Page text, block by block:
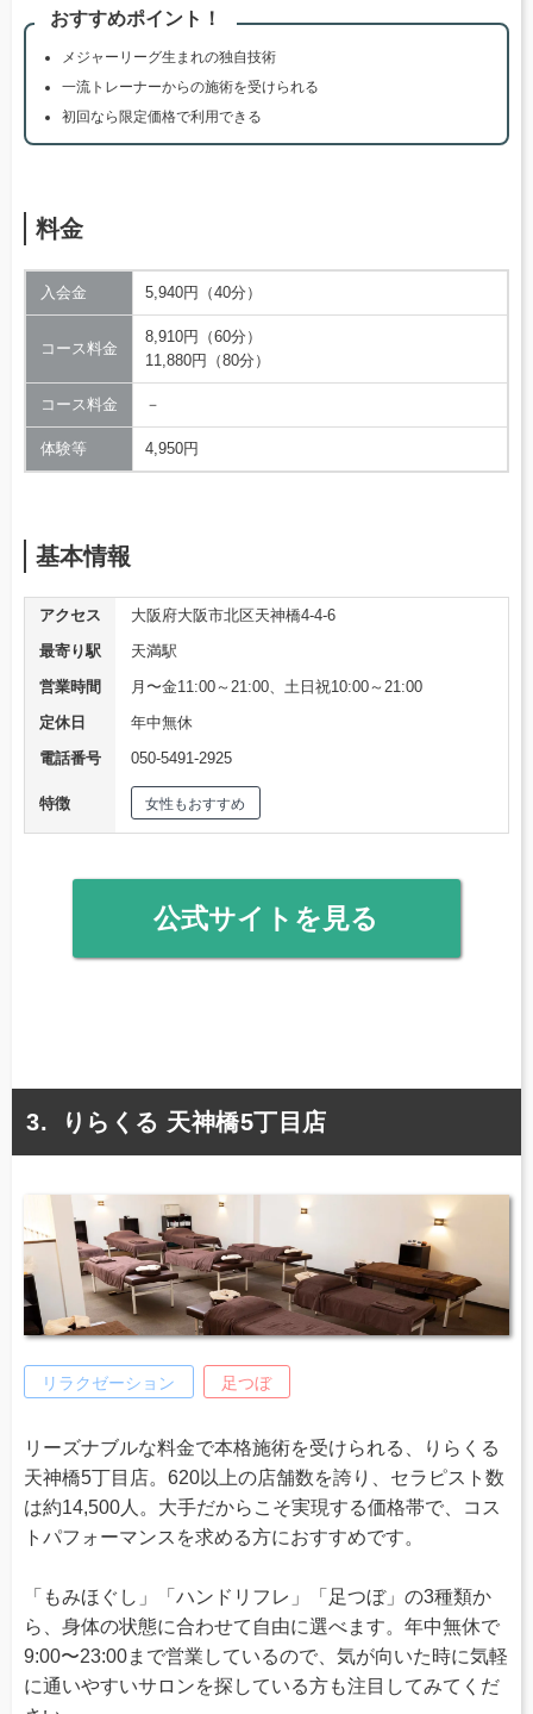
おすすめポイント！
メジャーリーグ生まれの独自技術
一流トレーナーからの施術を受けられる
初回なら限定価格で利用できる
料金
入会金 5,940円（40分）
コース料金
8,910円（60分）
11,880円（80分）
コース料金 －
体験等 4,950円
基本情報
アクセス
大阪府大阪市北区天神橋4-4-6
最寄り駅
天満駅
営業時間
月〜金11:00～21:00、土日祝10:00～21:00
定休日
年中無休
電話番号
050-5491-2925
特徴 女性もおすすめ
公式サイトを見る
りらくる 天神橋5丁目店
リラクゼーション 足つぼ
リーズナブルな料金で本格施術を受けられる、りらくる
天神橋5丁目店。620以上の店舗数を誇り、セラピスト数
は約14,500人。大手だからこそ実現する価格帯で、コス
トパフォーマンスを求める方におすすめです。
「もみほぐし」「ハンドリフレ」「足つぼ」の3種類か
ら、身体の状態に合わせて自由に選べます。年中無休で
9:00〜23:00まで営業しているので、気が向いた時に気軽
に通いやすいサロンを探している方も注目してみてくだ